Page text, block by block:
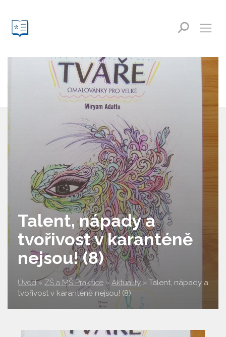
Talent, nápady a
tvořivost v karanténě
nejsou! (8)
Úvod » ZŠ a MŠ Prakšice » Aktuality » Talent, nápady a
tvořivost v karanténě nejsou! (8)